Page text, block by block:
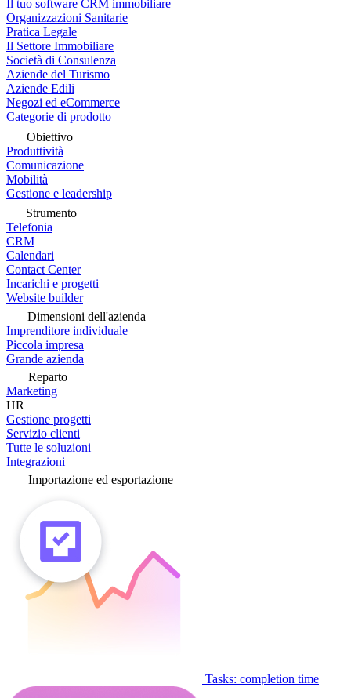
Il tuo software CRM immobiliare
Organizzazioni Sanitarie
Pratica Legale
Il Settore Immobiliare
Società di Consulenza
Aziende del Turismo
Aziende Edili
Negozi ed eCommerce
Categorie di prodotto
Obiettivo
Produttività
Comunicazione
Mobilità
Gestione e leadership
Strumento
Telefonia
CRM
Calendari
Contact Center
Incarichi e progetti
Website builder
Dimensioni dell'azienda
Imprenditore individuale
Piccola impresa
Grande azienda
Reparto
Marketing
HR
Gestione progetti
Servizio clienti
Tutte le soluzioni
Integrazioni
Importazione ed esportazione
Tasks: completion time